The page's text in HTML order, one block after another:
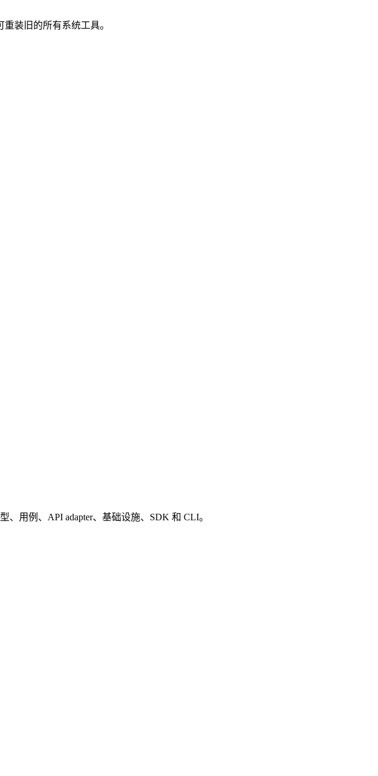
装旧的所有系统工具。
、用例、API adapter、基础设施、SDK 和 CLI。